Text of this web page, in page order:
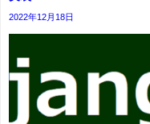
2022年12月18日